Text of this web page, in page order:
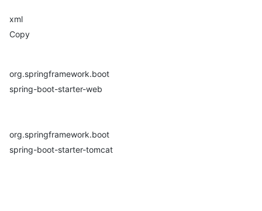
xml
Copy
org.springframework.boot
spring-boot-starter-web
org.springframework.boot
spring-boot-starter-tomcat